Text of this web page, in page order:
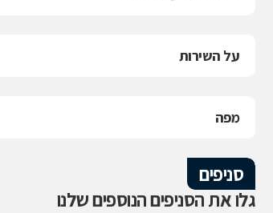
על השירות
מפה
סניפים
גלו את הסניפים הנוספים שלנו